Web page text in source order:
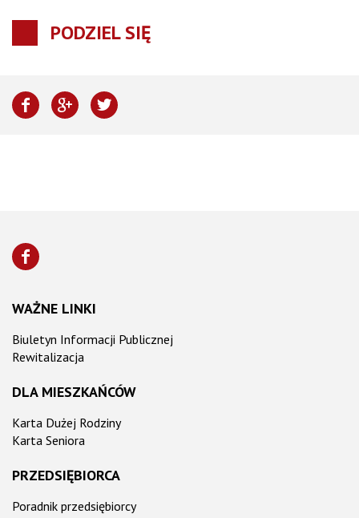
PODZIEL SIĘ
WAŻNE LINKI
Biuletyn Informacji Publicznej
Rewitalizacja
DLA MIESZKAŃCÓW
Karta Dużej Rodziny
Karta Seniora
PRZEDSIĘBIORCA
Poradnik przedsiębiorcy